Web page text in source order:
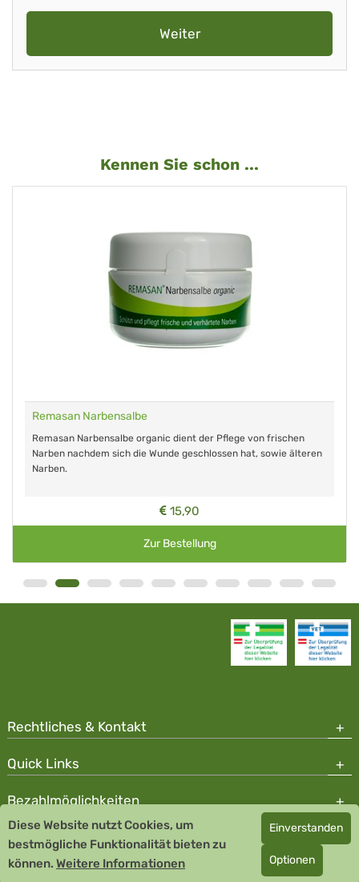
Weiter
Kennen Sie schon ...
Remasan Narbensalbe
Remasan Narbensalbe organic dient der Pflege von frischen
Narben nachdem sich die Wunde geschlossen hat, sowie älteren
Narben.
15,90
Zur Bestellung
Rechtliches & Kontakt
Quick Links
Bezahlmöglichkeiten
Copyright © 2026 Team Santé Salvator Apotheke - GDP zertifiziert
Remedia Homöopathie GmbH GMP zertifizierter Arzneihersteller
Diese Website nutzt Cookies, um
bestmögliche Funktionalität bieten zu
können. Weitere Informationen
Einverstanden
Optionen